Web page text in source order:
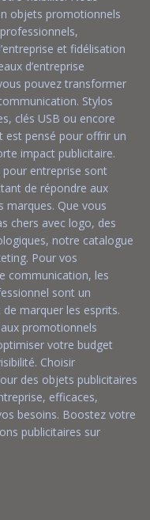
objets promotionnels
et fidélisation
d’entreprise
pouvez transformer
Stylos
clés USB ou encore
est pensé pour offrir un
impact publicitaire.
entreprise sont
de répondre aux
marques. Que vous
chers avec logo, des
notre catalogue
Pour vos
communication, les
sont un
marquer les esprits.
promotionnels
votre budget
Choisir
des objets publicitaires
efficaces,
besoins. Boostez votre
publicitaires sur